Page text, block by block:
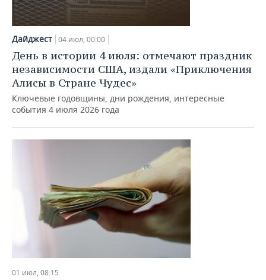
Дайджест 04 июл, 00:00
День в истории 4 июля: отмечают праздник
независимости США, издали «Приключения
Алисы в Стране Чудес»
Ключевые годовщины, дни рождения, интересные
события 4 июля 2026 года
01 июл, 08:15